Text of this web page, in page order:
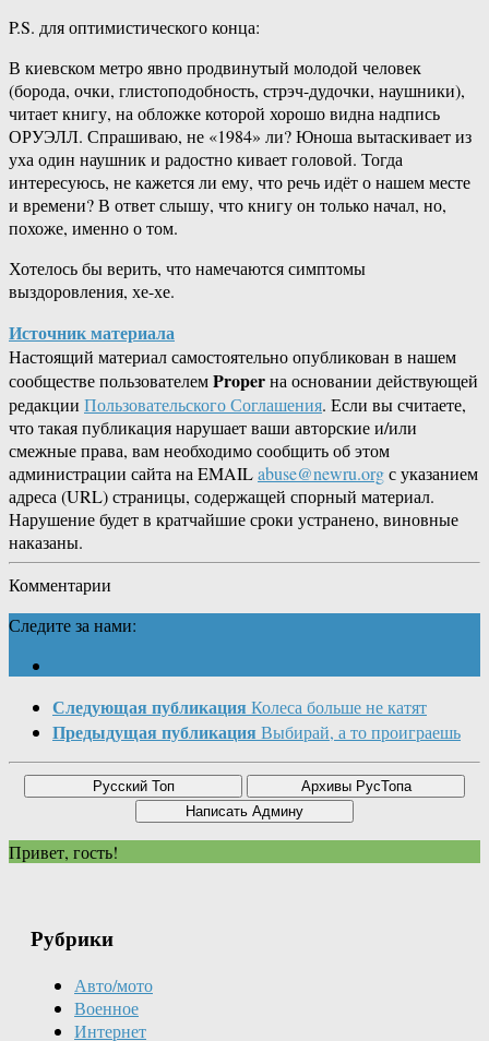
P.S. для оптимистического конца:
В киевском метро явно продвинутый молодой человек
(борода, очки, глистоподобность, стрэч-дудочки, наушники),
читает книгу, на обложке которой хорошо видна надпись
ОРУЭЛЛ. Спрашиваю, не «1984» ли? Юноша вытаскивает из
уха один наушник и радостно кивает головой. Тогда
интересуюсь, не кажется ли ему, что речь идёт о нашем месте
и времени? В ответ слышу, что книгу он только начал, но,
похоже, именно о том.
Хотелось бы верить, что намечаются симптомы
выздоровления, хе-хе.
Источник материала
Настоящий материал самостоятельно опубликован в нашем
сообществе пользователемProperна основании действующей
редакции Пользовательского Соглашения. Если вы считаете,
что такая публикация нарушает ваши авторские и/или
смежные права, вам необходимо сообщить об этом
администрации сайта на EMAILabuse@newru.orgс указанием
адреса (URL) страницы, содержащей спорный материал.
Нарушение будет в кратчайшие сроки устранено, виновные
наказаны.
Комментарии
Следите за нами:
Следующая публикация Колеса больше не катят
Предыдущая публикация Выбирай, а то проиграешь
Привет, гость!
Рубрики
Авто/мото
Военное
Интернет